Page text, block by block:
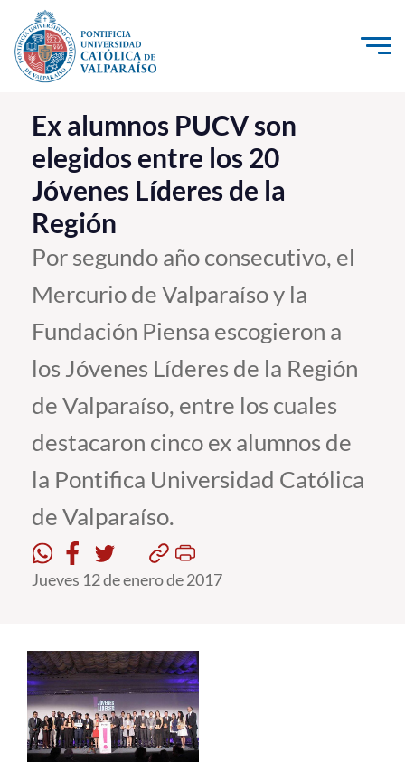
Click acá para ir directamente al contenido
La Universidad
Investigación, Creación e Innovación
PUCV Internacional
Vinculación con el Medio
Admisión
Pregrado
Postgrado
Formación Continua
Estudiantes
Académicos
Funcionarios
Alumni
Ex alumnos PUCV son
elegidos entre los 20
Jóvenes Líderes de la
Región
Por segundo año consecutivo, el
Mercurio de Valparaíso y la
Fundación Piensa escogieron a
los Jóvenes Líderes de la Región
de Valparaíso, entre los cuales
destacaron cinco ex alumnos de
la Pontifica Universidad Católica
de Valparaíso.
Jueves 12 de enero de 2017